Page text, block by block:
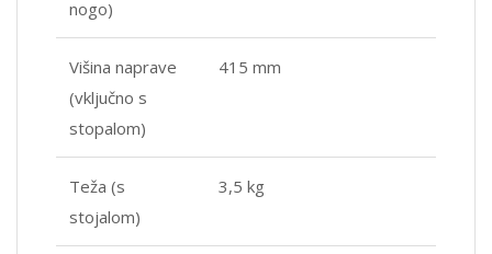
nogo)
Višina naprave
(vključno s
stopalom)
415 mm
Teža (s
stojalom)
3,5 kg